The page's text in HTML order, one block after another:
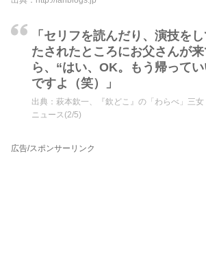
「セリフを読んだり、演技を
たされたところにお父さんが
ら、“はい、OK。もう帰って
ですよ（笑）」
出典： 萩本欽一、『欽どこ』の「わらべ」三
ニュース(2/5)
広告/スポンサーリンク